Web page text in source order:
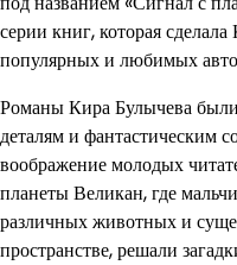
серии книг, которая
популярных и любимых
Романы Кира Булычева
деталям и фантастическим
воображение молодых
планеты Великан, где
различных животных и
пространстве, решали